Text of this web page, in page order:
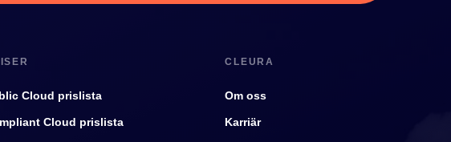
Cloud prislista
Cloud prislista
CLEURA
Om oss
Karriär